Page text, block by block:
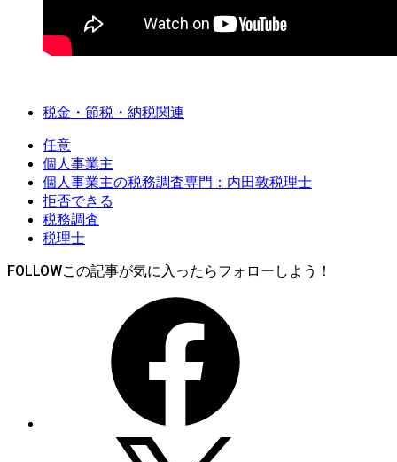
税金・節税・納税関連
任意
個人事業主
個人事業主の税務調査専門：内田敦税理士
拒否できる
税務調査
税理士
FOLLOW